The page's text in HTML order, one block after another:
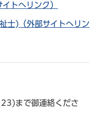
トへリンク）
士)（外部サイトへリン
まで御連絡くださ